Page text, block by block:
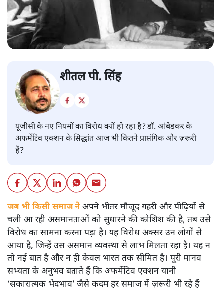
शीतल पी. सिंह
यूजीसी के नए नियमों का विरोध क्यों हो रहा है? डॉ. आंबेडकर के
अफर्मेटिव एक्शन के सिद्धांत आज भी कितने प्रासंगिक और ज़रूरी
हैं?
जब भी किसी समाज नेअपने भीतर मौजूद गहरी और पीढ़ियों से
चली आ रही असमानताओं को सुधारने की कोशिश की है, तब उसे
विरोध का सामना करना पड़ा है। यह विरोध अक्सर उन लोगों से
आया है, जिन्हें उस असमान व्यवस्था से लाभ मिलता रहा है। यह न
तो नई बात है और न ही केवल भारत तक सीमित है। पूरी मानव
सभ्यता के अनुभव बताते हैं कि अफर्मेटिव एक्शन यानी
‘सकारात्मक भेदभाव’ जैसे कदम हर समाज में ज़रूरी भी रहे हैं